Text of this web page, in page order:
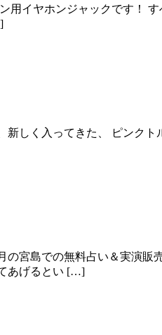
用イヤホンジャックです！
新しく入ってきた、 ピンク
島での無料占い＆実演販
あげるとい […]